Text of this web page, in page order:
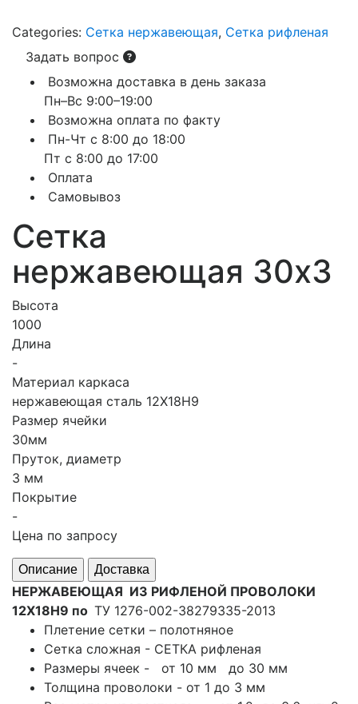
Categories: Сетка нержавеющая, Сетка рифленая
Задать вопрос
Возможна доставка в день заказа
Пн–Вс 9:00–19:00
Возможна оплата по факту
Пн-Чт с 8:00 до 18:00
Пт с 8:00 до 17:00
Оплата
Самовывоз
Сетка
нержавеющая 30х3
Высота
1000
Длина
-
Материал каркаса
нержавеющая сталь 12Х18Н9
Размер ячейки
30мм
Пруток, диаметр
3 мм
Покрытие
-
Цена по запросу
Описание Доставка
НЕРЖАВЕЮЩАЯ ИЗ РИФЛЕНОЙ ПРОВОЛОКИ
12Х18Н9 по ТУ 1276-002-38279335-2013
Плетение сетки – полотняное
Сетка сложная - СЕТКА рифленая
Размеры ячеек - от 10 мм до 30 мм
Толщина проволоки - от 1 до 3 мм